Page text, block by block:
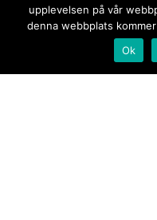
upplevelsen på vår
denna webbplats
Ok